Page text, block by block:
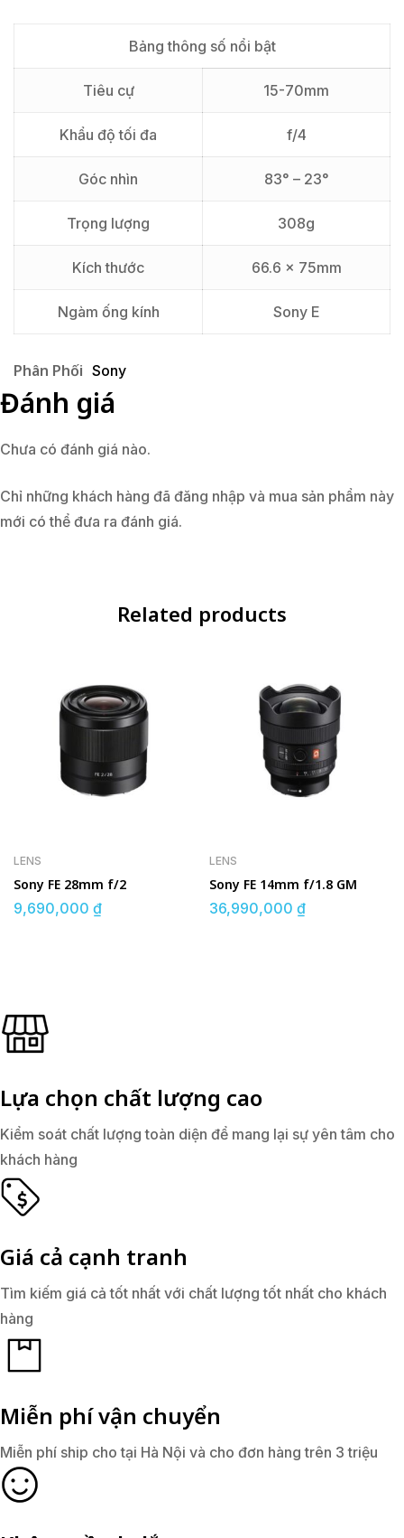
Bảng thông số nổi bật
Tiêu cự 15-70mm
Khẩu độ tối đa f/4
Góc nhìn 83° – 23°
Trọng lượng 308g
Kích thước 66.6 x 75mm
Ngàm ống kính Sony E
Phân Phối Sony
Đánh giá
Chưa có đánh giá nào.
Chỉ những khách hàng đã đăng nhập và mua sản phẩm này
mới có thể đưa ra đánh giá.
Related products
LENS
Sony FE 28mm f/2
9,690,000 ₫
LENS
Sony FE 14mm f/1.8 GM
36,990,000 ₫
Lựa chọn chất lượng cao
Kiểm soát chất lượng toàn diện để mang lại sự yên tâm cho
khách hàng
Giá cả cạnh tranh
Tìm kiếm giá cả tốt nhất với chất lượng tốt nhất cho khách
hàng
Miễn phí vận chuyển
Miễn phí ship cho tại Hà Nội và cho đơn hàng trên 3 triệu